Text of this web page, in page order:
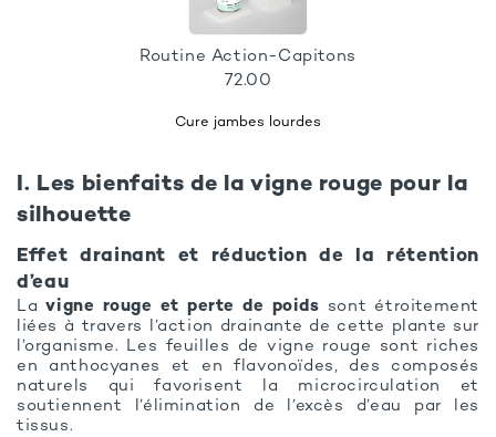
Routine Action-Capitons
72.00
Cure jambes lourdes
I. Les bienfaits de la vigne rouge pour la
silhouette
Effet drainant et réduction de la rétention
d’eau
Lavigne rouge et perte de poids sont étroitement
liées à travers l’action drainante de cette plante sur
l’organisme. Les feuilles de vigne rouge sont riches
en anthocyanes et en flavonoïdes, des composés
naturels qui favorisent la microcirculation et
soutiennent l’élimination de l’excès d’eau par les
tissus.